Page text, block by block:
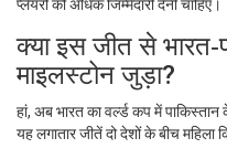
प्लेयरों को अधिक जिम्मेदारी देनी चाहिए।
क्या इस जीत से
माइलस्टोन जुड़ा?
हां, अब भारत का वर्ल्ड कप में
यह लगातार जीतें दो देशों के बीच